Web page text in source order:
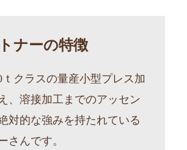
ナーの特徴
ｔクラスの量産小型プレス加
、溶接加工までのアッセン
対的な強みを持たれている
さんです。